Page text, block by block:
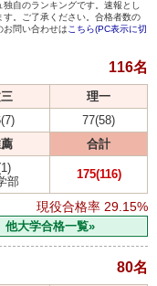
自のランキングです。速報とし
。ご了承ください。合格者数の
お問い合わせは こちら(PC表示に切
116名
理一
77(58)
合計
部
175(116)
現役合格率 29.15%
他大学合格一覧»
80名